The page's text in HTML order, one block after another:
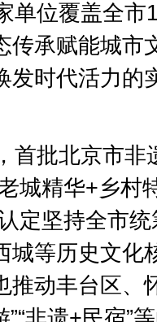
单位覆盖全市
传承赋能城市
发时代活力的
批北京市非
城精华+乡村
定坚持全市
城等历史文化
推动丰台区、